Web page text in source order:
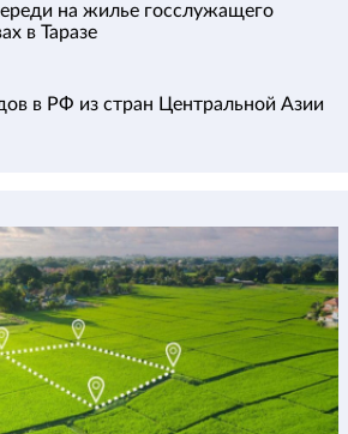
на жилье госслужащего
в Таразе
в РФ из стран Центральной Азии